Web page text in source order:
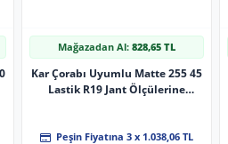
Mağazadan Al: 828,65 TL
Kar Çorabı Uyumlu Matte 255 45
Lastik R19 Jant Ölçülerine
Peşin Fiyatına 3 x 1.038,06 TL